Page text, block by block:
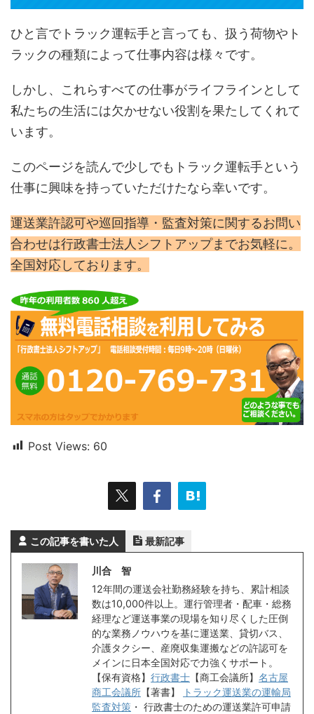
ひと言でトラック運転手と言っても、扱う荷物やト
ラックの種類によって仕事内容は様々です。
しかし、これらすべての仕事がライフラインとして
私たちの生活には欠かせない役割を果たしてくれて
います。
このページを読んで少しでもトラック運転手という
仕事に興味を持っていただけたなら幸いです。
運送業許認可や巡回指導・監査対策に関するお問い
合わせは行政書士法人シフトアップまでお気軽に。
全国対応しております。
Post Views: 60
この記事を書いた人 最新記事
川合 智
12年間の運送会社勤務経験を持ち、累計相談
数は10,000件以上。運行管理者・配車・総務
経理など運送事業の現場を知り尽くした圧倒
的な業務ノウハウを基に運送業、貸切バス、
介護タクシー、産廃収集運搬などの許認可を
メインに日本全国対応で力強くサポート。
【保有資格】 行政書士 【商工会議所】 名古屋
商工会議所 【著書】
トラック運送業の運輸局
監査対策 ・ 行政書士のための運送業許可申請